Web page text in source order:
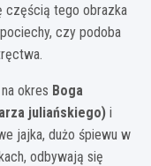
częścią tego obrazka
czy podoba
okres Boga
juliańskiego) i
jajka, dużo śpiewu w
odbywają się